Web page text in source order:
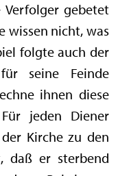
Verfolger gebetet
wissen nicht, was
folgte auch der
seine Feinde
ihnen diese
jeden Diener
Kirche zu den
daß er sterbend